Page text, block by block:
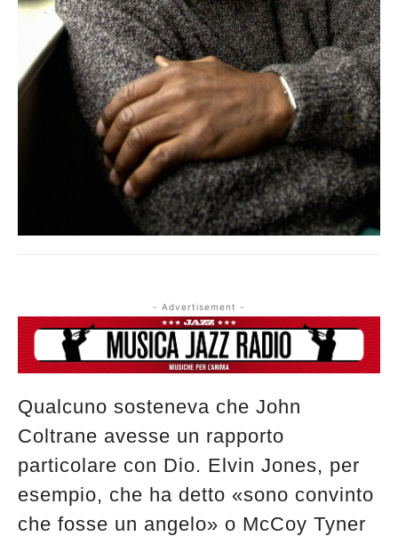
Musica Jazz di luglio 2026 è in
edicola
- Advertisement -
Qualcuno sosteneva che John
Coltrane avesse un rapporto
particolare con Dio. Elvin Jones, per
esempio, che ha detto «sono convinto
che fosse un angelo» o McCoy Tyner